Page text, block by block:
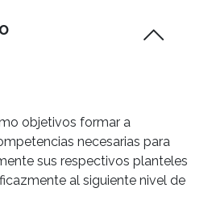
objetivos formar a
necesarias para
sus respectivos planteles
al siguiente nivel de